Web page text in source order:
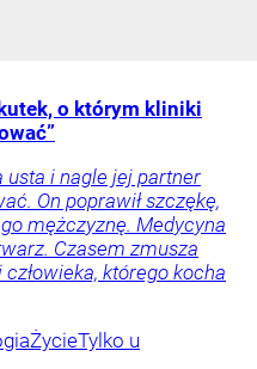
o którym kliniki
usta i nagle jej partner
On poprawił szczękę,
mężczyznę. Medycyna
Czasem zmusza
którego kocha
ŻycieTylko u